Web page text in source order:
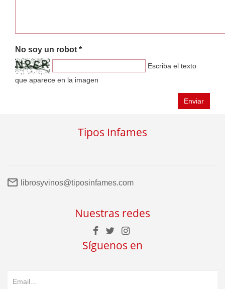
No soy un robot *
Escriba el texto
que aparece en la imagen
Enviar
Tipos Infames
librosyvinos@tiposinfames.com
Nuestras redes
Síguenos en